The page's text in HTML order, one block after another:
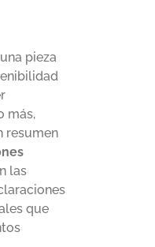
pieza
más,
resumen
las
que